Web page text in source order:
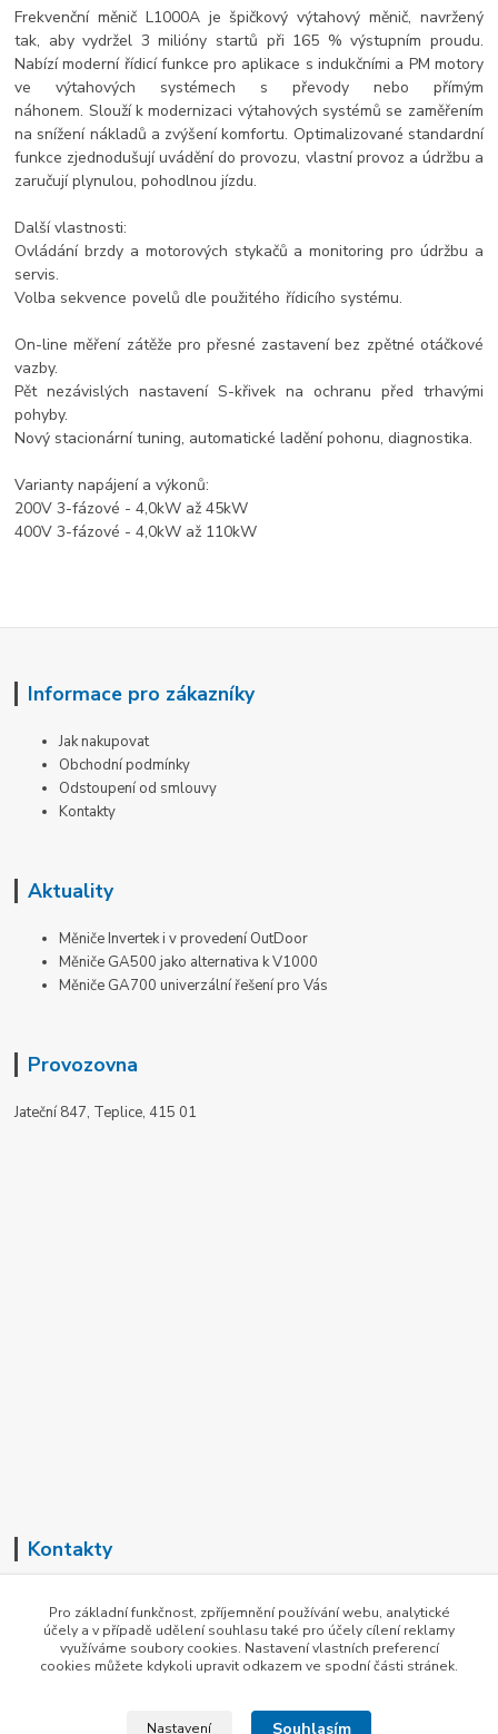
Frekvenční měnič L1000A je špičkový výtahový měnič, navržený
tak, aby vydržel 3 milióny startů při 165 % výstupním proudu.
Nabízí moderní řídicí funkce pro aplikace s indukčními a PM motory
ve výtahových systémech s převody nebo přímým
náhonem. Slouží k modernizaci výtahových systémů se zaměřením
na snížení nákladů a zvýšení komfortu. Optimalizované standardní
funkce zjednodušují uvádění do provozu, vlastní provoz a údržbu a
zaručují plynulou, pohodlnou jízdu.
Další vlastnosti:
Ovládání brzdy a motorových stykačů a monitoring pro údržbu a
servis.
Volba sekvence povelů dle použitého řídicího systému.
On-line měření zátěže pro přesné zastavení bez zpětné otáčkové
vazby.
Pět nezávislých nastavení S-křivek na ochranu před trhavými
pohyby.
Nový stacionární tuning, automatické ladění pohonu, diagnostika.
Varianty napájení a výkonů:
200V 3-fázové - 4,0kW až 45kW
400V 3-fázové - 4,0kW až 110kW
Informace pro zákazníky
Jak nakupovat
Obchodní podmínky
Odstoupení od smlouvy
Kontakty
Aktuality
Měniče Invertek i v provedení OutDoor
Měniče GA500 jako alternativa k V1000
Měniče GA700 univerzální řešení pro Vás
Provozovna
Jateční 847, Teplice, 415 01
Kontakty
(Pondělí-Pátek, 8-16 hod.)
info@herott.cz
Pro základní funkčnost, zpříjemnění používání webu, analytické
účely a v případě udělení souhlasu také pro účely cílení reklamy
využíváme soubory cookies. Nastavení vlastních preferencí
cookies můžete kdykoli upravit odkazem ve spodní části stránek.
Nastavení Souhlasím